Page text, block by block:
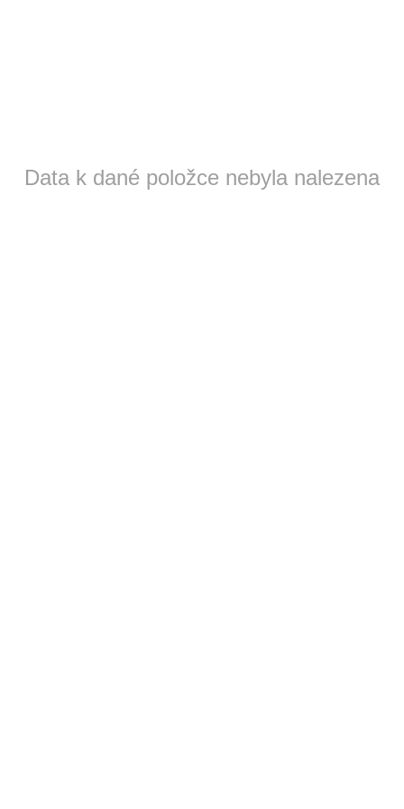
Data k dané položce nebyla nalezena